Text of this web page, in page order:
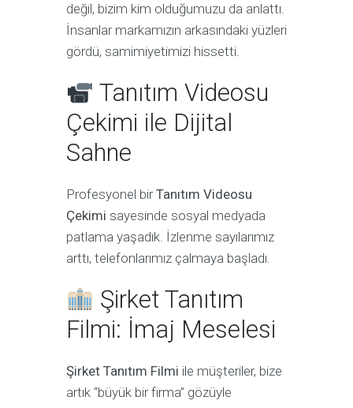
değil, bizim kim olduğumuzu da anlattı.
İnsanlar markamızın arkasındaki yüzleri
gördü, samimiyetimizi hissetti.
Tanıtım Videosu
Çekimi ile Dijital
Sahne
Profesyonel birTanıtım Videosu
Çekimi sayesinde sosyal medyada
patlama yaşadık. İzlenme sayılarımız
arttı, telefonlarımız çalmaya başladı.
Şirket Tanıtım
Filmi: İmaj Meselesi
Şirket Tanıtım Filmi ile müşteriler, bize
artık “büyük bir firma” gözüyle